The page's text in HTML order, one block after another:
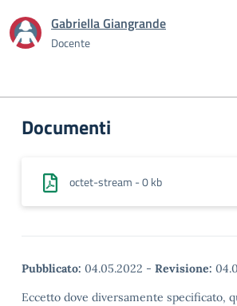
Gabriella Giangrande
Docente
Documenti
octet-stream - 0 kb
Pubblicato: 04.05.2022 - Revisione:
Eccetto dove diversamente specificato,